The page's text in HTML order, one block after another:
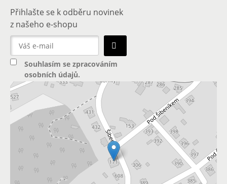
Přihlašte se k odběru novinek
z našeho e-shopu
Souhlasím se zpracováním
osobních údajů.